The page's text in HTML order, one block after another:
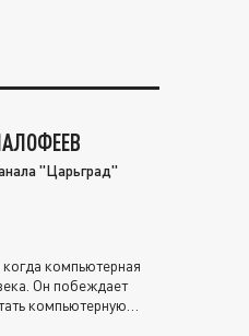
"Царьград"
компьютерная
Он побеждает
компьютерную